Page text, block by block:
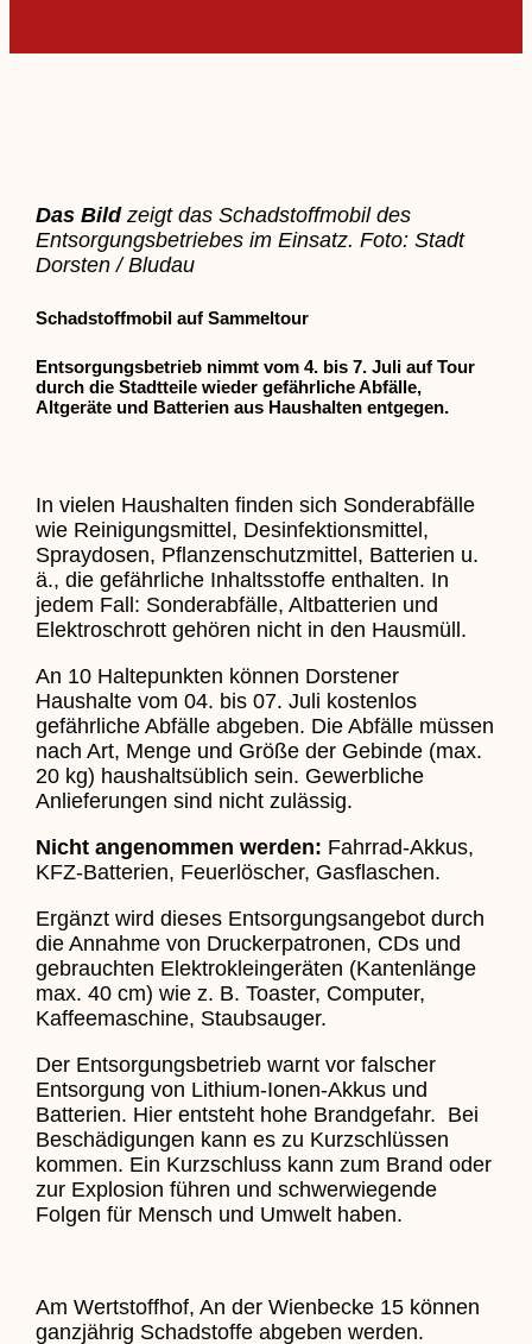
Das Bildzeigt das Schadstoffmobil des
Entsorgungsbetriebes im Einsatz. Foto: Stadt
Dorsten / Bludau
Schadstoffmobil auf Sammeltour
Entsorgungsbetrieb nimmt vom 4. bis 7. Juli auf Tour
durch die Stadtteile wieder gefährliche Abfälle,
Altgeräte und Batterien aus Haushalten entgegen.
In vielen Haushalten finden sich Sonderabfälle
wie Reinigungsmittel, Desinfektionsmittel,
Spraydosen, Pflanzenschutzmittel, Batterien u.
ä., die gefährliche Inhaltsstoffe enthalten. In
jedem Fall: Sonderabfälle, Altbatterien und
Elektroschrott gehören nicht in den Hausmüll.
An 10 Haltepunkten können Dorstener
Haushalte vom 04. bis 07. Juli kostenlos
gefährliche Abfälle abgeben. Die Abfälle müssen
nach Art, Menge und Größe der Gebinde (max.
20 kg) haushaltsüblich sein. Gewerbliche
Anlieferungen sind nicht zulässig.
Nicht angenommen werden: Fahrrad-Akkus,
KFZ-Batterien, Feuerlöscher, Gasflaschen.
Ergänzt wird dieses Entsorgungsangebot durch
die Annahme von Druckerpatronen, CDs und
gebrauchten Elektrokleingeräten (Kantenlänge
max. 40 cm) wie z. B. Toaster, Computer,
Kaffeemaschine, Staubsauger.
Der Entsorgungsbetrieb warnt vor falscher
Entsorgung von Lithium-Ionen-Akkus und
Batterien. Hier entsteht hohe Brandgefahr. Bei
Beschädigungen kann es zu Kurzschlüssen
kommen. Ein Kurzschluss kann zum Brand oder
zur Explosion führen und schwerwiegende
Folgen für Mensch und Umwelt haben.
Am Wertstoffhof, An der Wienbecke 15 können
ganzjährig Schadstoffe abgeben werden.